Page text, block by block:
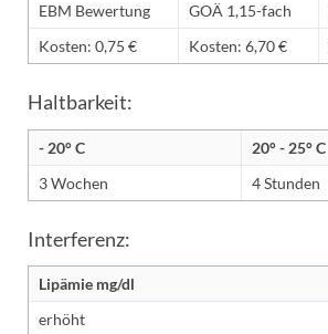
EBM Bewertung
GOÄ 1,15-fach
Kosten: 0,75 €
Kosten: 6,70 €
Haltbarkeit:
- 20° C
20° - 25° C
3 Wochen
4 Stunden
Interferenz:
Lipämie mg/dl
erhöht